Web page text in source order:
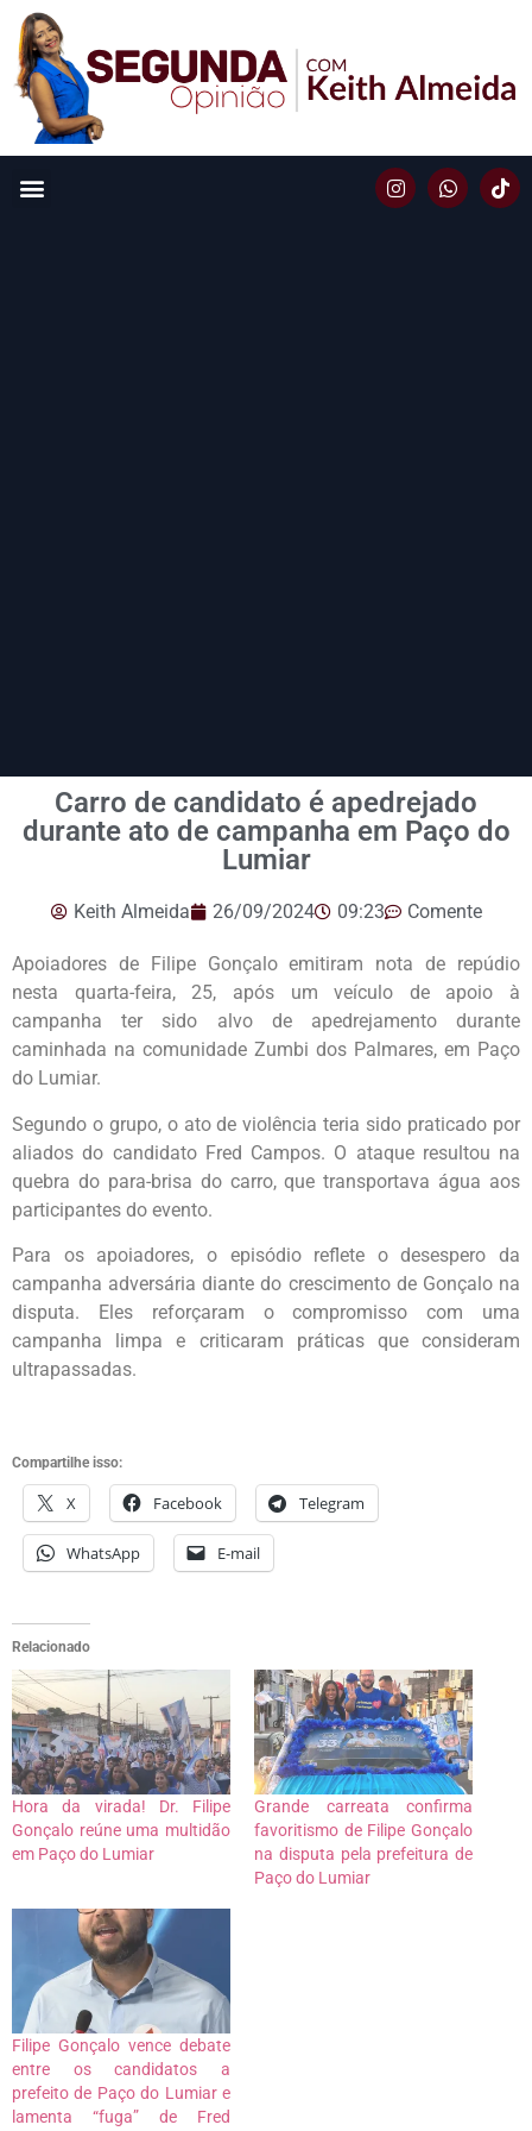
Carro de candidato é apedrejado
durante ato de campanha em Paço do
Lumiar
Keith Almeida 26/09/2024 09:23 Comente
Apoiadores de Filipe Gonçalo emitiram nota de repúdio
nesta quarta-feira, 25, após um veículo de apoio à
campanha ter sido alvo de apedrejamento durante
caminhada na comunidade Zumbi dos Palmares, em Paço
do Lumiar.
Segundo o grupo, o ato de violência teria sido praticado por
aliados do candidato Fred Campos. O ataque resultou na
quebra do para-brisa do carro, que transportava água aos
participantes do evento.
Para os apoiadores, o episódio reflete o desespero da
campanha adversária diante do crescimento de Gonçalo na
disputa. Eles reforçaram o compromisso com uma
campanha limpa e criticaram práticas que consideram
ultrapassadas.
Compartilhe isso:
X Facebook Telegram
WhatsApp E-mail
Relacionado
Hora da virada! Dr. Filipe
Gonçalo reúne uma multidão
em Paço do Lumiar
Grande carreata confirma
favoritismo de Filipe Gonçalo
na disputa pela prefeitura de
Paço do Lumiar
Filipe Gonçalo vence debate
entre os candidatos a
prefeito de Paço do Lumiar e
lamenta “fuga” de Fred